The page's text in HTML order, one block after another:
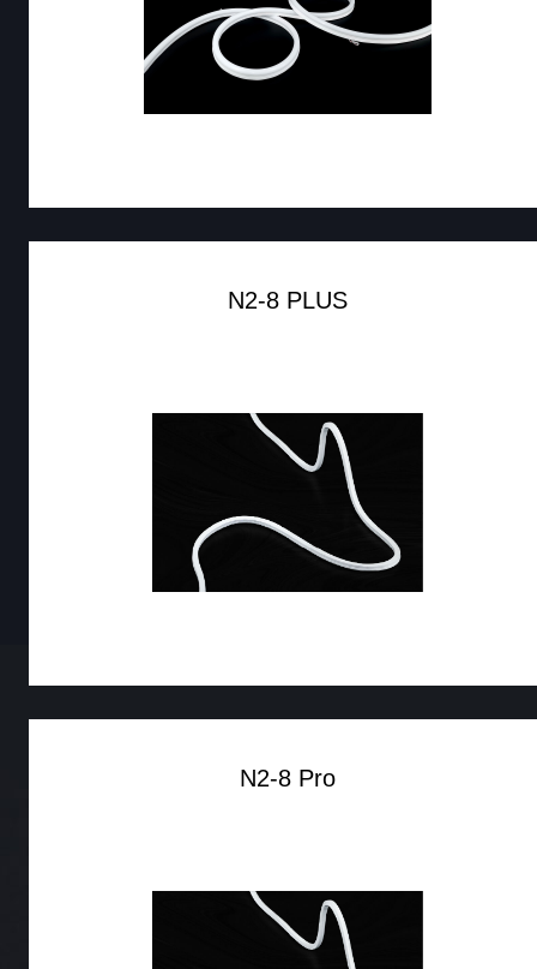
N2-8 PLUS
N2-8 Pro